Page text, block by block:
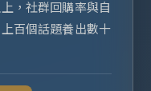
，社群回購率與自
百個話題養出數十